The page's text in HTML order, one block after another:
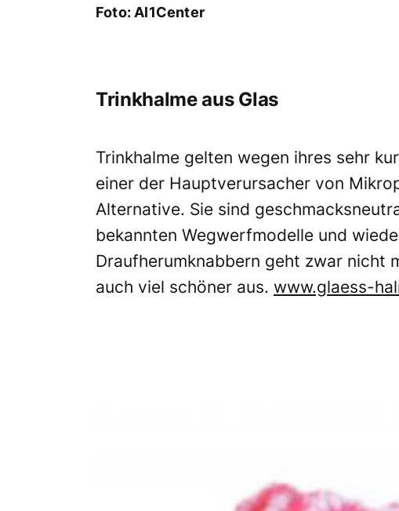
Foto: Al1Center
Trinkhalme aus Glas
Trinkhalme gelten wegen ihres sehr
einer der Hauptverursacher von
Alternative. Sie sind
bekannten Wegwerfmodelle und
Draufherumknabbern geht zwar nicht
auch viel schöner aus. www.glaess-